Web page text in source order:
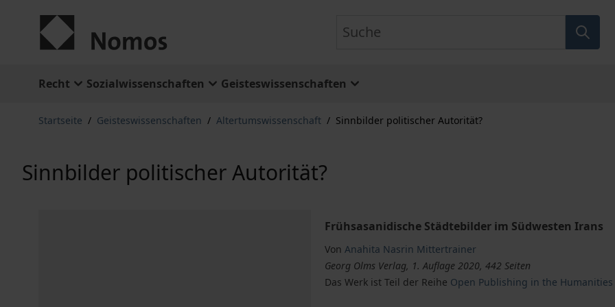
Recht Sozialwissenschaften Geisteswissenschaften
Startseite / Geisteswissenschaften / Altertumswissenschaft / Sinnbilder politischer Autorität?
Sinnbilder politischer Autorität?
Frühsasanidische Städtebilder im Südwesten Irans
Von Anahita Nasrin Mittertrainer
Georg Olms Verlag, 1. Auflage 2020, 442 Seiten
Das Werk ist Teil der Reihe Open Publishing in the Humanities